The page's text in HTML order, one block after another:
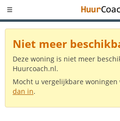
Niet meer
Deze woning is niet meer
Huurcoach.nl.
Mocht u vergelijkbare woningen
dan in.